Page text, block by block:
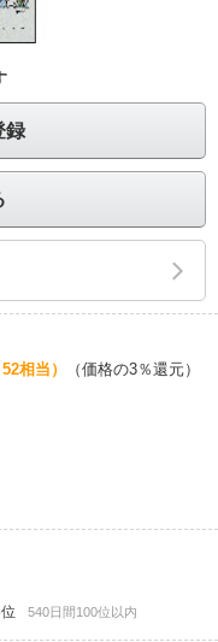
録
相当） （価格の3％還元）
540日間100位以内